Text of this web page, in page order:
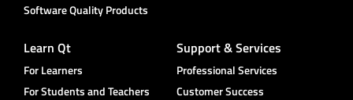
Software Quality Products
Learn Qt
For Learners
For Students and Teachers
Support & Services
Professional Services
Customer Success